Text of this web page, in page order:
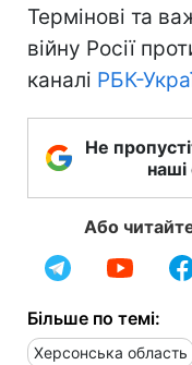
Термінові та
війну Росії
каналі РБК-
Не
Або
Більше по темі:
Херсонська область